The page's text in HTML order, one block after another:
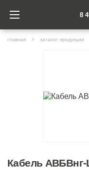
8
главная каталог продукции
Кабель АВБВнг-